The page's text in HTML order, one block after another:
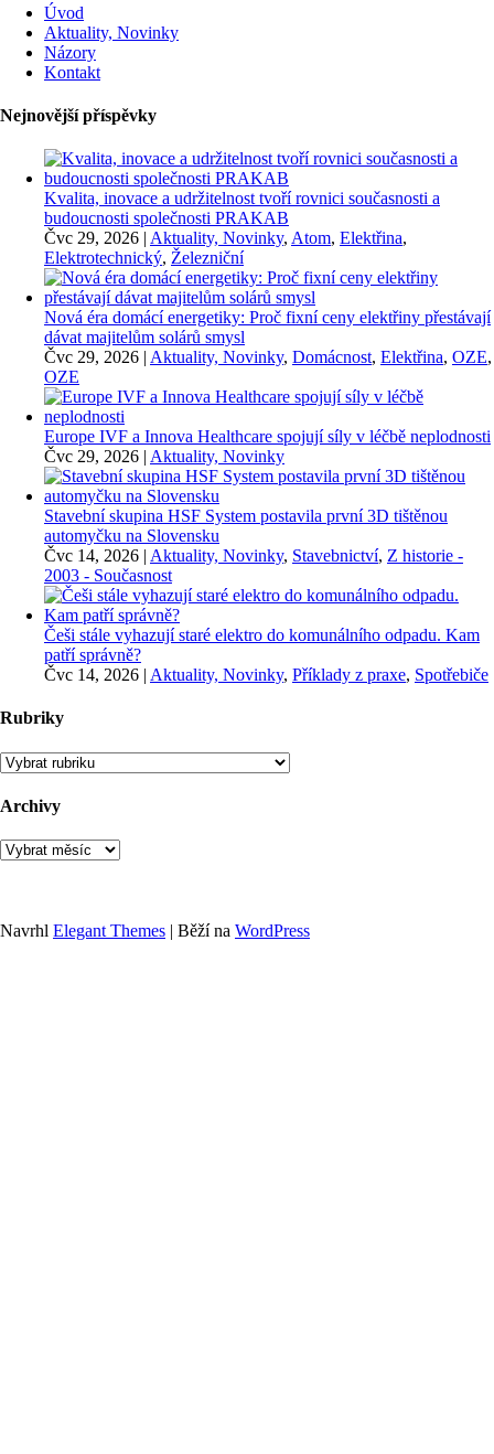
Úvod
Aktuality, Novinky
Názory
Kontakt
Nejnovější příspěvky
Kvalita, inovace a udržitelnost tvoří rovnici současnosti a
budoucnosti společnosti PRAKAB
Čvc 29, 2026 | Aktuality, Novinky, Atom, Elektřina,
Elektrotechnický, Železniční
Nová éra domácí energetiky: Proč fixní ceny elektřiny přestávají
dávat majitelům solárů smysl
Čvc 29, 2026 | Aktuality, Novinky, Domácnost, Elektřina, OZE,
OZE
Europe IVF a Innova Healthcare spojují síly v léčbě neplodnosti
Čvc 29, 2026 | Aktuality, Novinky
Stavební skupina HSF System postavila první 3D tištěnou
automyčku na Slovensku
Čvc 14, 2026 | Aktuality, Novinky, Stavebnictví, Z historie -
2003 - Současnost
Češi stále vyhazují staré elektro do komunálního odpadu. Kam
patří správně?
Čvc 14, 2026 | Aktuality, Novinky, Příklady z praxe, Spotřebiče
Rubriky
Rubriky
Archivy
Archivy
Navrhl Elegant Themes | Běží na WordPress